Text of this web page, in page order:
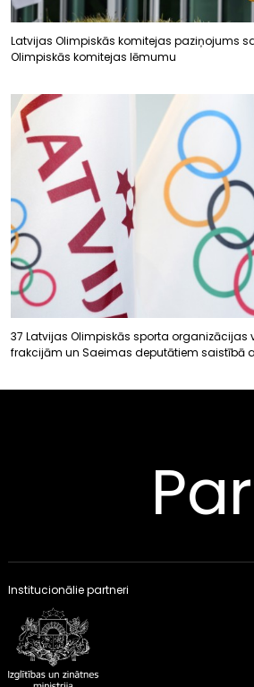
Latvijas Olimpiskās komitejas paziņojums
Olimpiskās komitejas lēmumu
37 Latvijas Olimpiskās sporta organizācijas
frakcijām un Saeimas deputātiem saistībā
Institucionālie partneri